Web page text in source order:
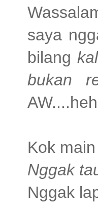
saya
bilang
bukan
Kok
Nggak
Nggak